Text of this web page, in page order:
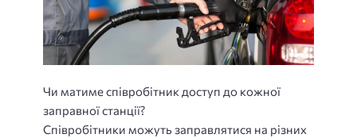
Чи матиме співробітник доступ до кожної
заправної станції?
Співробітники можуть заправлятися на різних